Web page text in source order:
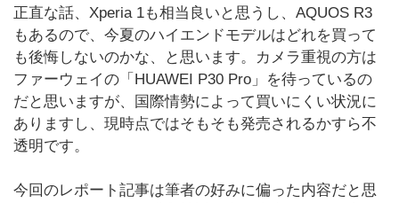
正直な話、Xperia 1も相当良いと思うし、AQUOS R3
もあるので、今夏のハイエンドモデルはどれを買って
も後悔しないのかな、と思います。カメラ重視の方は
ファーウェイの「HUAWEI P30 Pro」を待っているの
だと思いますが、国際情勢によって買いにくい状況に
ありますし、現時点ではそもそも発売されるかすら不
透明です。
今回のレポート記事は筆者の好みに偏った内容だと思